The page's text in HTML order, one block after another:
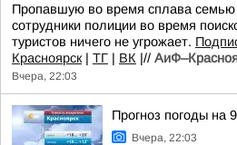
Пропавшую во время сплава
сотрудники полиции во время
туристов ничего не угрожает.
Красноярск| ТГ | ВК |//
Вчера, 22:03
Прогноз погоды на 9
Вчера, 22:03